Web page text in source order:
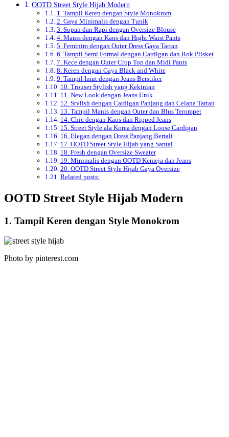
OOTD Street Style Hijab Modern
1. Tampil Keren dengan Style Monokrom
2. Gaya Minimalis dengan Tunik
3. Sopan dan Rapi dengan Oversize Blouse
4. Manis dengan Kaos dan Hight Waist Pants
5. Feminim dengan Outer Dress Gaya Tartan
6. Tampil Semi Formal dengan Cardigan dan Rok Plisket
7. Kece dengan Outer Crop Top dan Midi Pants
8. Keren dengan Gaya Black and White
9. Tampil Imut dengan Jeans Berstiker
10. Trouser Stylish yang Kekinian
11. New Look dengan Jeans Unik
12. Stylish dengan Cardigan Panjang dan Celana Tartan
13. Tampil Manis dengan Outer dan Blus Terompet
14. Chic dengan Kaos dan Ripped Jeans
15. Street Style ala Korea dengan Loose Cardigan
16. Elegan dengan Dress Panjang Bertali
17. OOTD Street Style Hijab yang Santai
18. Fresh dengan Oversize Sweater
19. Minimalis dengan OOTD Kemeja dan Jeans
20. OOTD Street Style Hijab Gaya Oversize
Related posts:
OOTD Street Style Hijab Modern
1. Tampil Keren dengan Style Monokrom
Photo by pinterest.com